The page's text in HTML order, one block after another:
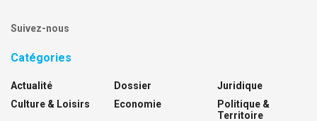
Suivez-nous
Catégories
Actualité
Culture & Loisirs
Dossier
Economie
Juridique
Politique &
Territoire